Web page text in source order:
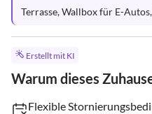
Terrasse, Wallbox für E-
Erstellt mit KI
Warum dieses
Flexible